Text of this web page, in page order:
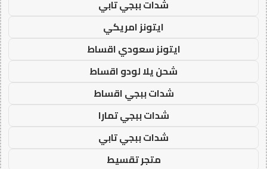
شدات ببجي تابي
ايتونز امريكي
ايتونز سعودي اقساط
شحن يلا لودو اقساط
شدات ببجي اقساط
شدات ببجي تمارا
شدات ببجي تابي
متجر تقسيط